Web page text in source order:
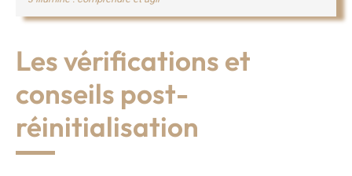
Les vérifications et
conseils post-
réinitialisation